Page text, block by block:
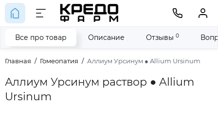
Главная Гомеопатия Аллиум Урсинум ● Allium Ursinum
Аллиум Урсинум раствор ● Allium
Ursinum
Все про товар Описание Отзывы 0